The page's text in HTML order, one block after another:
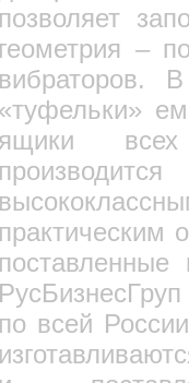
позволяет
геометрия –
вибраторов.
«туфельки»
ящики всех
практическим
по всей